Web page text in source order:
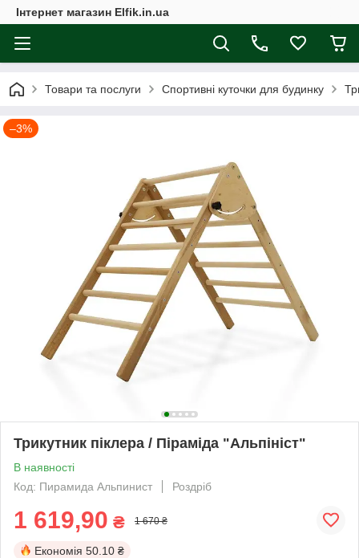
Інтернет магазин Elfik.in.ua
Товари та послуги Спортивні куточки для будинку
–3%
Трикутник піклера / Піраміда "Альпініст"
В наявності
Код: Пирамида Альпинист
Роздріб
1 619,90 ₴ 1 670 ₴
Економія 50.10 ₴